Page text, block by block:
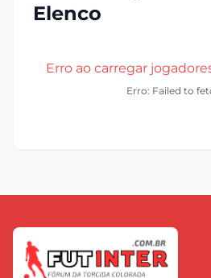
Elenco
Erro ao carregar
Erro: Failed to